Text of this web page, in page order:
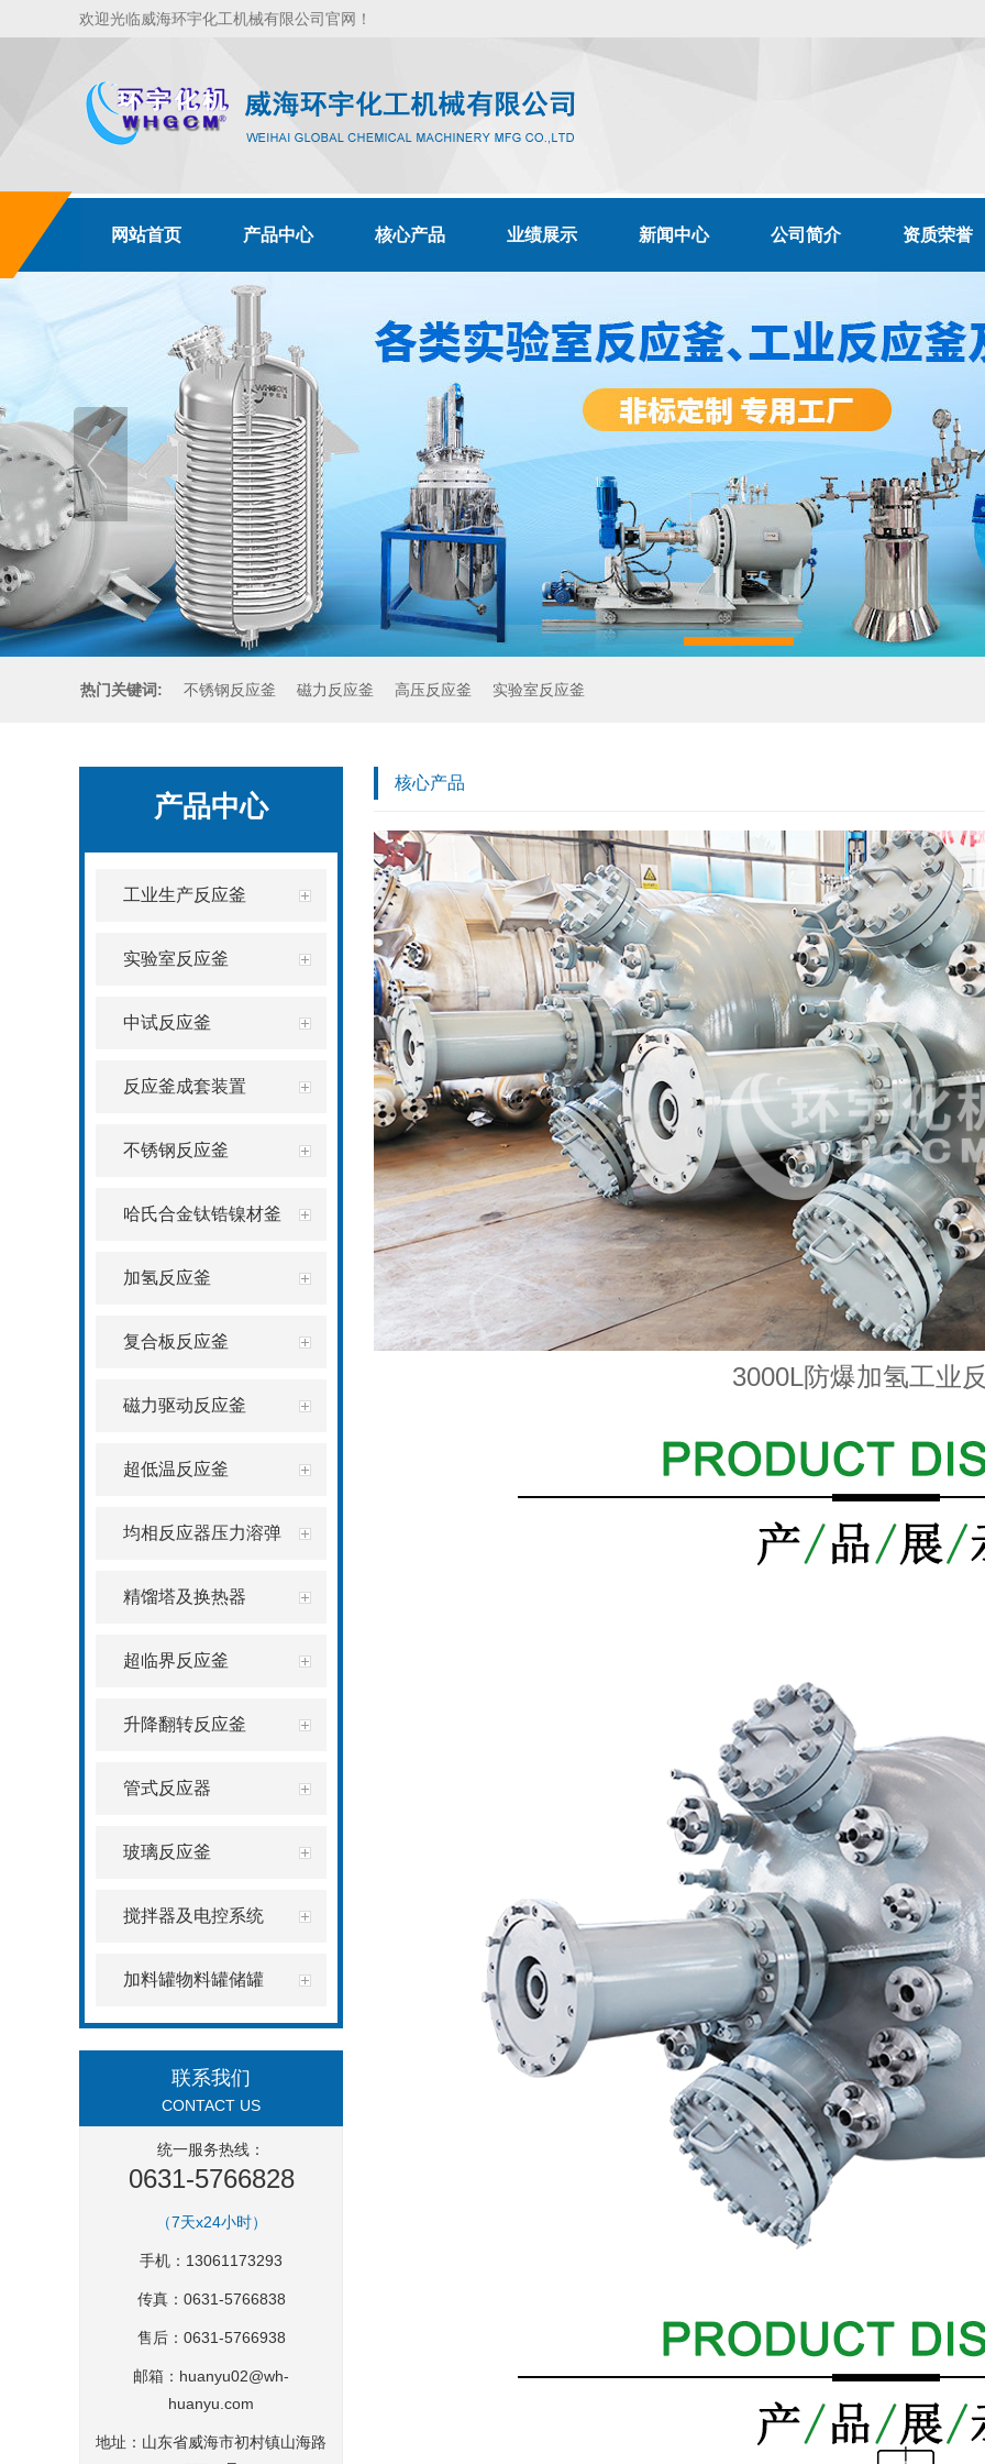
欢迎光临威海环宇化工机械有限公司官网！
网站首页 产品中心 核心产品 业绩展示 新闻中心 公司简介 资质荣誉
热门关键词: 不锈钢反应釜 磁力反应釜 高压反应釜 实验室反应釜
产品中心
工业生产反应釜
实验室反应釜
中试反应釜
反应釜成套装置
不锈钢反应釜
哈氏合金钛锆镍材釜
加氢反应釜
复合板反应釜
磁力驱动反应釜
超低温反应釜
均相反应器压力溶弹
精馏塔及换热器
超临界反应釜
升降翻转反应釜
管式反应器
玻璃反应釜
搅拌器及电控系统
加料罐物料罐储罐
联系我们
CONTACT US
统一服务热线：
0631-5766828
（7天x24小时）
手机：13061173293
传真：0631-5766838
售后：0631-5766938
邮箱： huanyu02@wh-
huanyu.com
地址：山东省威海市初村镇山海路
核心产品
3000L防爆加氢工业